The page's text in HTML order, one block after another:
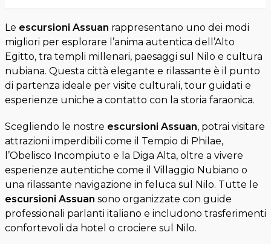
Le escursioni Assuan rappresentano uno dei modi
migliori per esplorare l’anima autentica dell’Alto
Egitto, tra templi millenari, paesaggi sul Nilo e cultura
nubiana. Questa città elegante e rilassante è il punto
di partenza ideale per visite culturali, tour guidati e
esperienze uniche a contatto con la storia faraonica.
Scegliendo le nostre escursioni Assuan, potrai visitare
attrazioni imperdibili come il Tempio di Philae,
l’Obelisco Incompiuto e la Diga Alta, oltre a vivere
esperienze autentiche come il Villaggio Nubiano o
una rilassante navigazione in feluca sul Nilo. Tutte le
escursioni Assuan sono organizzate con guide
professionali parlanti italiano e includono trasferimenti
confortevoli da hotel o crociere sul Nilo.